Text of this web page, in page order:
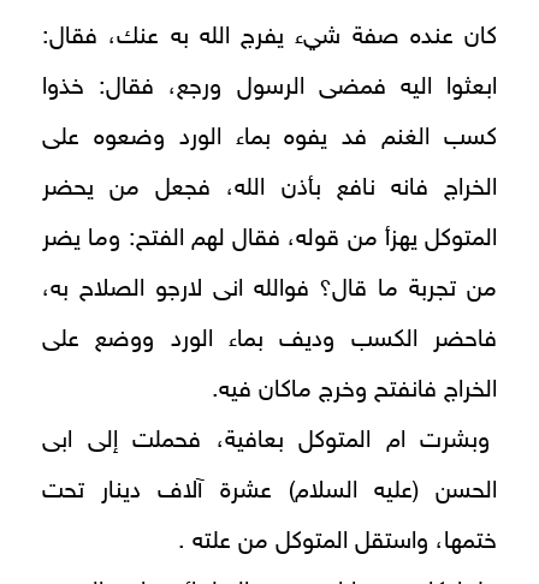
كان عنده صفة شيء يفرج الله به عنك، فقال:
ابعثوا اليه فمضى الرسول ورجع، فقال: خذوا
كسب الغنم فد يفوه بماء الورد وضعوه على
الخراج فانه نافع بأذن الله، فجعل من يحضر
المتوكل يهزأ من قوله، فقال لهم الفتح: وما يضر
من تجربة ما قال؟ فوالله انى لارجو الصلاح به،
فاحضر الكسب وديف بماء الورد ووضع على
الخراج فانفتح وخرج ماكان فيه.
وبشرت ام المتوكل بعافية، فحملت إلى ابى
الحسن (عليه السلام) عشرة آلاف دينار تحت
ختمها، واستقل المتوكل من علته .